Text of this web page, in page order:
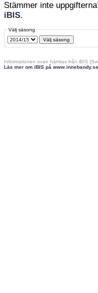
Stämmer inte
iBIS.
Välj säsong
Informationen ovan hämtas från iBIS
Läs mer om iBIS på